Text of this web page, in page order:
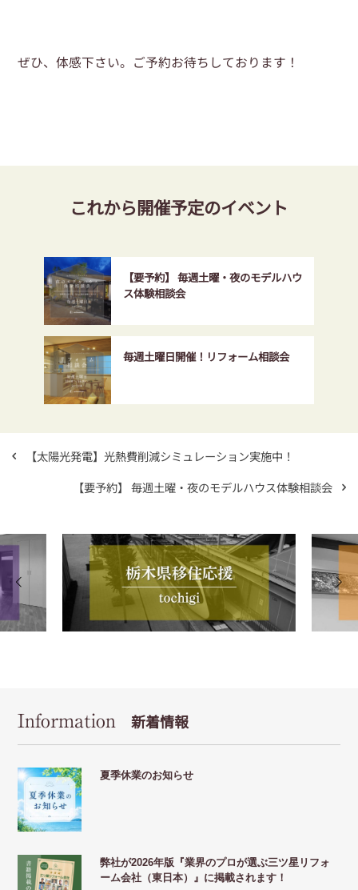
ぜひ、体感下さい。ご予約お待ちしております！
これから開催予定のイベント
【要予約】 毎週土曜・夜のモデルハウ
ス体験相談会
毎週土曜日開催！リフォーム相談会
【太陽光発電】光熱費削減シミュレーション実施中！
【要予約】 毎週土曜・夜のモデルハウス体験相談会
Information 新着情報
夏季休業のお知らせ
弊社が2026年版『業界のプロが選ぶ三ツ星リフォ
ーム会社（東日本）』に掲載されます！